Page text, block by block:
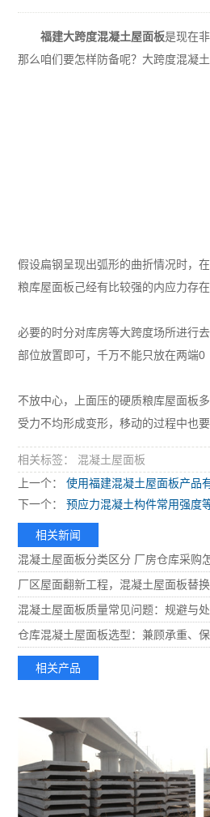
福建大跨度混凝土屋面板是现在
那么咱们要怎样防备呢？大跨度混凝土
假设扁钢呈现出弧形的曲折情况时，
粮库屋面板己经有比较强的内应力存在
必要的时分对库房等大跨度场所进行
部位放置即可，千万不能只放在两端0
不放中心，上面压的硬质粮库屋面板
受力不均形成变形，移动的过程中也要
相关标签： 混凝土屋面板
上一个：
使用福建混凝土屋面板产品
下一个：
预应力混凝土构件常用强度
相关新闻
混凝土屋面板分类区分 厂房仓库采购
厂区屋面翻新工程，混凝土屋面板替
混凝土屋面板质量常见问题：规避与
仓库混凝土屋面板选型：兼顾承重、
相关产品